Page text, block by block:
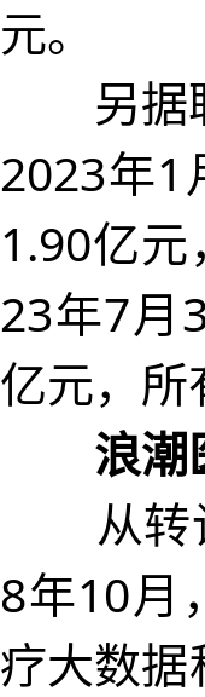
元。
另据联
2023年1
1.90亿
23年7月
亿元，
浪潮
从转让
8年10月
疗大数